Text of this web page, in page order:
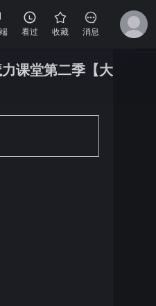
看过 收藏 消息
课堂第二季【大